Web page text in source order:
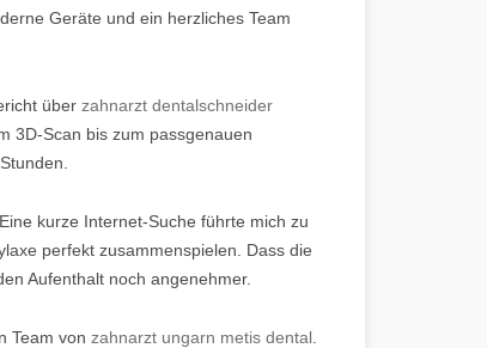
Geräte und ein herzliches Team
über zahnarzt dentalschneider
3D-Scan bis zum passgenauen
kurze Internet-Suche führte mich zu
perfekt zusammenspielen. Dass die
Aufenthalt noch angenehmer.
Team von zahnarzt ungarn metis dental